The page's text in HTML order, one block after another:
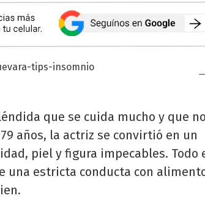
que se cuida mucho y que
años, la actriz se convirtió en un
piel y figura impecables. Todo
una estricta conducta con